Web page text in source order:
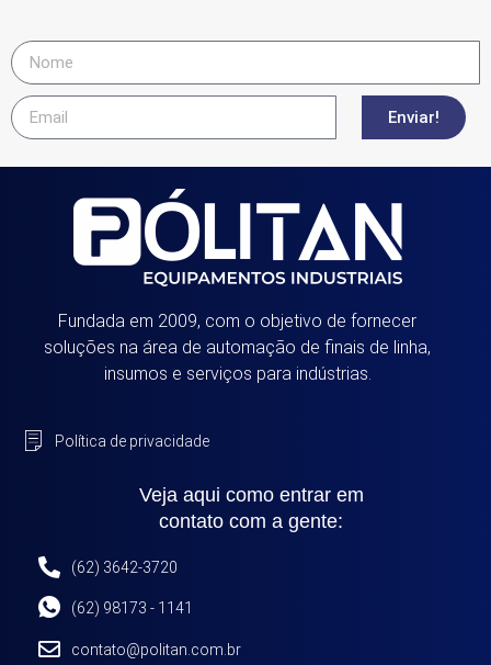
Enviar!
Fundada em 2009, com o objetivo de fornecer
soluções na área de automação de finais de linha,
insumos e serviços para indústrias.
Política de privacidade
Veja aqui como entrar em
contato com a gente:
(62) 3642-3720
(62) 98173 - 1141
contato@politan.com.br